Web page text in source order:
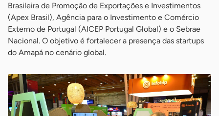
Brasileira de Promoção de Exportações e Investimentos
(Apex Brasil), Agência para o Investimento e Comércio
Externo de Portugal (AICEP Portugal Global) e o Sebrae
Nacional. O objetivo é fortalecer a presença das startups
do Amapá no cenário global.